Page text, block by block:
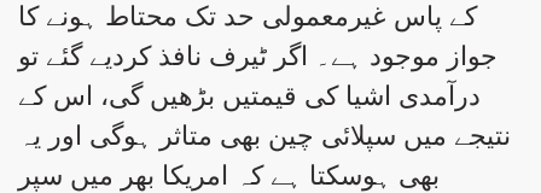
کے پاس غیرمعمولی حد تک محتاط ہونے کا
جواز موجود ہے۔ اگر ٹیرف نافذ کردیے گئے تو
درآمدی اشیا کی قیمتیں بڑھیں گی، اس کے
نتیجے میں سپلائی چین بھی متاثر ہوگی اور یہ
بھی ہوسکتا ہے کہ امریکا بھر میں سپر